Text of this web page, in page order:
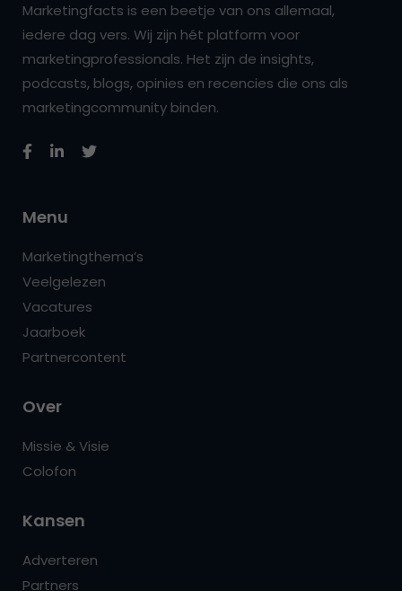
Marketingfacts is een beetje van ons allemaal,
iedere dag vers. Wij zijn hét platform voor
marketingprofessionals. Het zijn de insights,
podcasts, blogs, opinies en recencies die ons als
marketingcommunity binden.
Menu
Marketingthema’s
Veelgelezen
Vacatures
Jaarboek
Partnercontent
Over
Missie & Visie
Colofon
Kansen
Adverteren
Partners